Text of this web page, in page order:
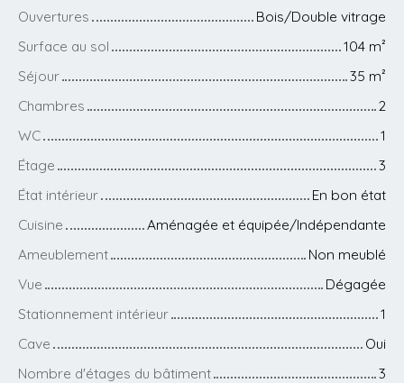
Ouvertures
Bois/Double vitrage
Surface au sol
104 m²
Séjour
35 m²
Chambres
2
WC
1
Étage
3
État intérieur
En bon état
Cuisine
Aménagée et équipée/Indépendante
Ameublement
Non meublé
Vue
Dégagée
Stationnement intérieur
1
Cave
Oui
Nombre d'étages du bâtiment
3